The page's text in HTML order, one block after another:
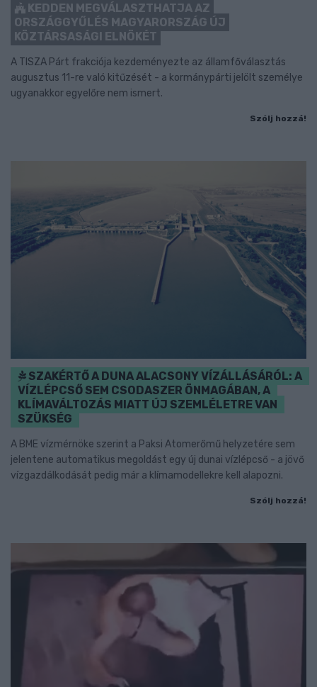
KEDDEN MEGVÁLASZTHATJA AZ
ORSZÁGGYŰLÉS MAGYARORSZÁG ÚJ
KÖZTÁRSASÁGI ELNÖKÉT
A TISZA Párt frakciója kezdeményezte az államfőválasztás
augusztus 11-re való kitűzését - a kormánypárti jelölt személye
ugyanakkor egyelőre nem ismert.
Szólj hozzá!
SZAKÉRTŐ A DUNA ALACSONY VÍZÁLLÁSÁRÓL: A
VÍZLÉPCSŐ SEM CSODASZER ÖNMAGÁBAN, A
KLÍMAVÁLTOZÁS MIATT ÚJ SZEMLÉLETRE VAN
SZÜKSÉG
A BME vízmérnöke szerint a Paksi Atomerőmű helyzetére sem
jelentene automatikus megoldást egy új dunai vízlépcső - a jövő
vízgazdálkodását pedig már a klímamodellekre kell alapozni.
Szólj hozzá!